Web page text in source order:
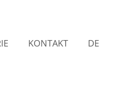
KONTAKT DE